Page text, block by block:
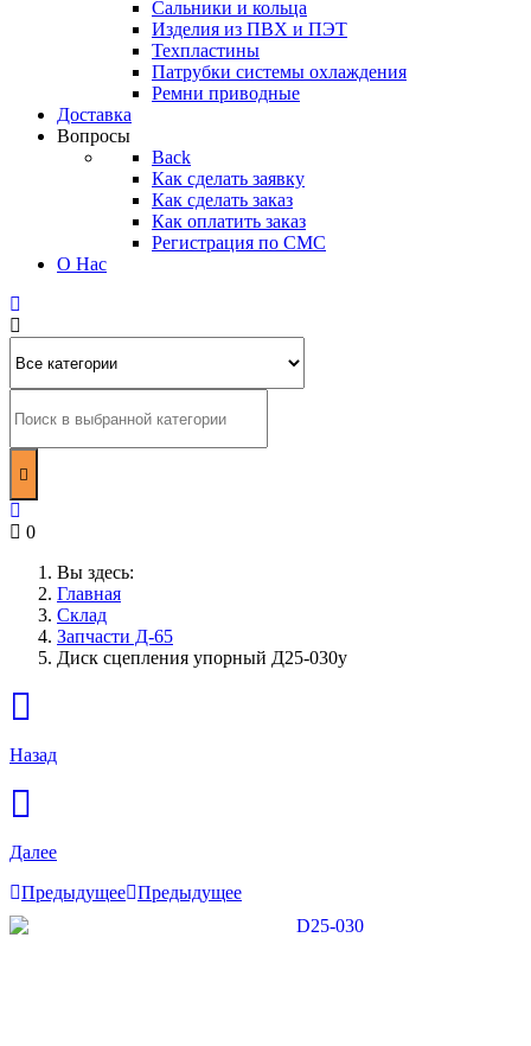
Сальники и кольца
Изделия из ПВХ и ПЭТ
Техпластины
Патрубки системы охлаждения
Ремни приводные
Доставка
Вопросы
Back
Как сделать заявку
Как сделать заказ
Как оплатить заказ
Регистрация по СМС
О Нас
0
Вы здесь:
Главная
Склад
Запчасти Д-65
Диск сцепления упорный Д25-030у
Назад
Далее
Предыдущее Предыдущее